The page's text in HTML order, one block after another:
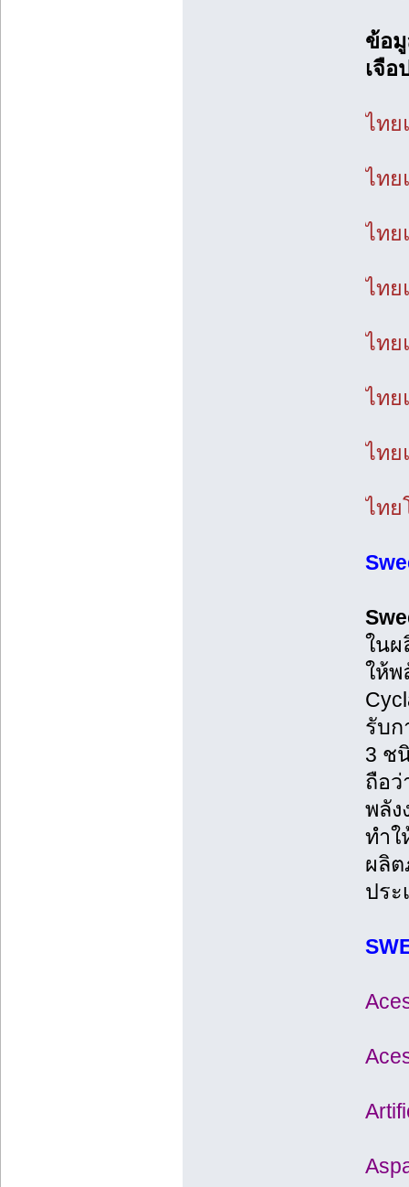
ข้อมู
เจือ
ไทย
ไทย
ไทย
ไทย
ไทย
ไทย
ไทย
ไทย
ในผ
ให้พ
รับ
3 ช
ถือว่
พลัง
ทำใ
ผลิ
ปร